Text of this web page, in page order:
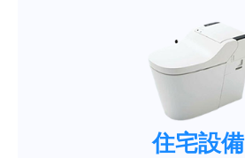
住宅設備